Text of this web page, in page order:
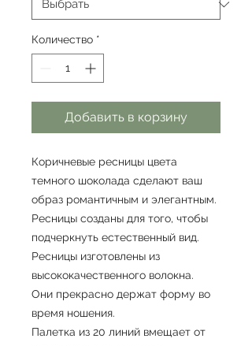
Количество *
Добавить в корзину
Коричневые ресницы цвета
темного шоколада сделают ваш
образ романтичным и элегантным.
Ресницы созданы для того, чтобы
подчеркнуть естественный вид.
Ресницы изготовлены из
высококачественного волокна.
Они прекрасно держат форму во
время ношения.
Палетка из 20 линий вмещает от